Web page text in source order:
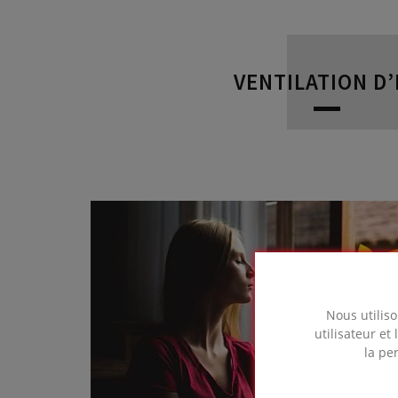
Nous
utilisateur et
la
VENTILATION